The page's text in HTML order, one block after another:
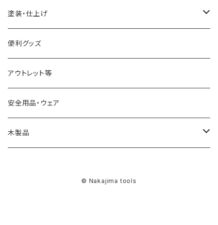
フォスナービット
ストレートドリル
塗装・仕上げ
サンディング用品
便利グッズ
アウトレット等
安全用品・ウェア
木製品
© Nakajima tools